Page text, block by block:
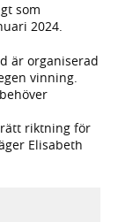
som
2024.
är organiserad
vinning.
riktning för
Elisabeth